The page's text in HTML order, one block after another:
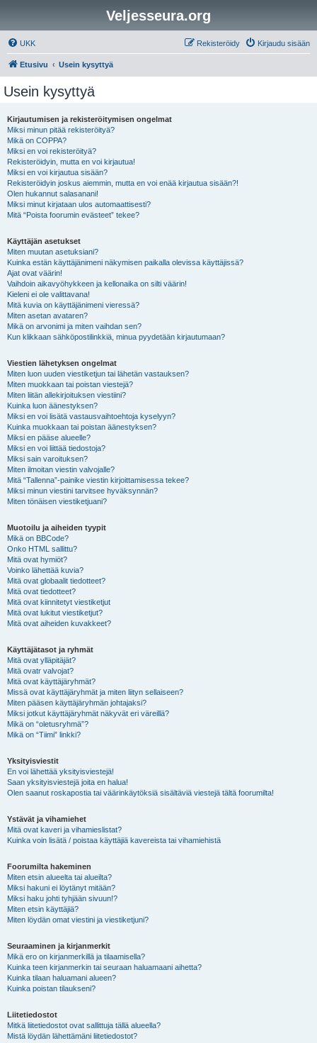
Veljesseura.org
UKK Kirjaudu sisään
Rekisteröidy
Etusivu Usein kysyttyä
Usein kysyttyä
Kirjautumisen ja rekisteröitymisen ongelmat
Miksi minun pitää rekisteröityä?
Mikä on COPPA?
Miksi en voi rekisteröityä?
Rekisteröidyin, mutta en voi kirjautua!
Miksi en voi kirjautua sisään?
Rekisteröidyin joskus aiemmin, mutta en voi enää kirjautua sisään?!
Olen hukannut salasanani!
Miksi minut kirjataan ulos automaattisesti?
Mitä “Poista foorumin evästeet” tekee?
Käyttäjän asetukset
Miten muutan asetuksiani?
Kuinka estän käyttäjänimeni näkymisen paikalla olevissa käyttäjissä?
Ajat ovat väärin!
Vaihdoin aikavyöhykkeen ja kellonaika on silti väärin!
Kieleni ei ole valittavana!
Mitä kuvia on käyttäjänimeni vieressä?
Miten asetan avataren?
Mikä on arvonimi ja miten vaihdan sen?
Kun klikkaan sähköpostilinkkiä, minua pyydetään kirjautumaan?
Viestien lähetyksen ongelmat
Miten luon uuden viestiketjun tai lähetän vastauksen?
Miten muokkaan tai poistan viestejä?
Miten liitän allekirjoituksen viestiini?
Kuinka luon äänestyksen?
Miksi en voi lisätä vastausvaihtoehtoja kyselyyn?
Kuinka muokkaan tai poistan äänestyksen?
Miksi en pääse alueelle?
Miksi en voi liittää tiedostoja?
Miksi sain varoituksen?
Miten ilmoitan viestin valvojalle?
Mitä “Tallenna”-painike viestin kirjoittamisessa tekee?
Miksi minun viestini tarvitsee hyväksynnän?
Miten tönäisen viestiketjuani?
Muotoilu ja aiheiden tyypit
Mikä on BBCode?
Onko HTML sallittu?
Mitä ovat hymiöt?
Voinko lähettää kuvia?
Mitä ovat globaalit tiedotteet?
Mitä ovat tiedotteet?
Mitä ovat kiinnitetyt viestiketjut
Mitä ovat lukitut viestiketjut?
Mitä ovat aiheiden kuvakkeet?
Käyttäjätasot ja ryhmät
Mitä ovat ylläpitäjät?
Mitä ovatr valvojat?
Mitä ovat käyttäjäryhmät?
Missä ovat käyttäjäryhmät ja miten liityn sellaiseen?
Miten pääsen käyttäjäryhmän johtajaksi?
Miksi jotkut käyttäjäryhmät näkyvät eri väreillä?
Mikä on “oletusryhmä”?
Mikä on “Tiimi” linkki?
Yksityisviestit
En voi lähettää yksityisviestejä!
Saan yksityisviestejä joita en halua!
Olen saanut roskapostia tai väärinkäytöksiä sisältäviä viestejä tältä foorumilta!
Ystävät ja vihamiehet
Mitä ovat kaveri ja vihamieslistat?
Kuinka voin lisätä / poistaa käyttäjiä kavereista tai vihamiehistä
Foorumilta hakeminen
Miten etsin alueelta tai alueilta?
Miksi hakuni ei löytänyt mitään?
Miksi haku johti tyhjään sivuun!?
Miten etsin käyttäjiä?
Miten löydän omat viestini ja viestiketjuni?
Seuraaminen ja kirjanmerkit
Mikä ero on kirjanmerkillä ja tilaamisella?
Kuinka teen kirjanmerkin tai seuraan haluamaani aihetta?
Kuinka tilaan haluamani alueen?
Kuinka poistan tilaukseni?
Liitetiedostot
Mitkä liitetiedostot ovat sallittuja tällä alueella?
Mistä löydän lähettämäni liitetiedostot?